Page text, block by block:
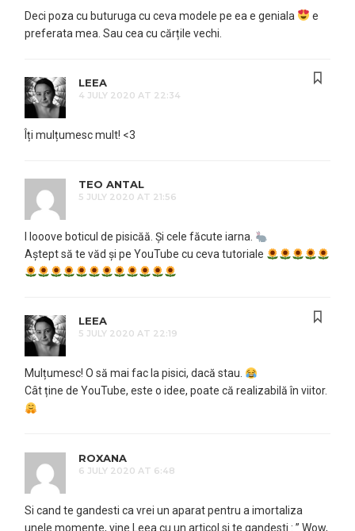
Deci poza cu buturuga cu ceva modele pe ea e geniala
e
preferata mea. Sau cea cu cărțile vechi.
LEEA
4 JULY 2020 AT 22:34
Îți mulțumesc mult! <3
TEO ANTAL
5 JULY 2020 AT 21:56
I looove boticul de pisicăă. Și cele făcute iarna.
Aștept să te văd și pe YouTube cu ceva tutoriale
LEEA
5 JULY 2020 AT 22:19
Mulțumesc! O să mai fac la pisici, dacă stau.
Cât ține de YouTube, este o idee, poate că realizabilă în viitor.
ROXANA
6 JULY 2020 AT 6:48
Si cand te gandesti ca vrei un aparat pentru a imortaliza
unele momente, vine Leea cu un articol si te gandesti : ” Wow,